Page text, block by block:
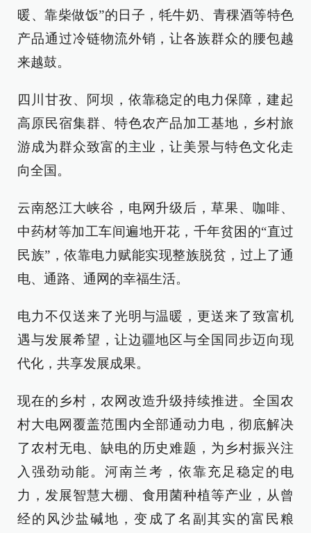
暖、靠柴做饭”的日子，牦牛奶、青稞酒等特色
产品通过冷链物流外销，让各族群众的腰包越
来越鼓。
四川甘孜、阿坝，依靠稳定的电力保障，建起
高原民宿集群、特色农产品加工基地，乡村旅
游成为群众致富的主业，让美景与特色文化走
向全国。
云南怒江大峡谷，电网升级后，草果、咖啡、
中药材等加工车间遍地开花，千年贫困的“直过
民族”，依靠电力赋能实现整族脱贫，过上了通
电、通路、通网的幸福生活。
电力不仅送来了光明与温暖，更送来了致富机
遇与发展希望，让边疆地区与全国同步迈向现
代化，共享发展成果。
现在的乡村，农网改造升级持续推进。全国农
村大电网覆盖范围内全部通动力电，彻底解决
了农村无电、缺电的历史难题，为乡村振兴注
入强劲动能。河南兰考，依靠充足稳定的电
力，发展智慧大棚、食用菌种植等产业，从曾
经的风沙盐碱地，变成了名副其实的富民粮